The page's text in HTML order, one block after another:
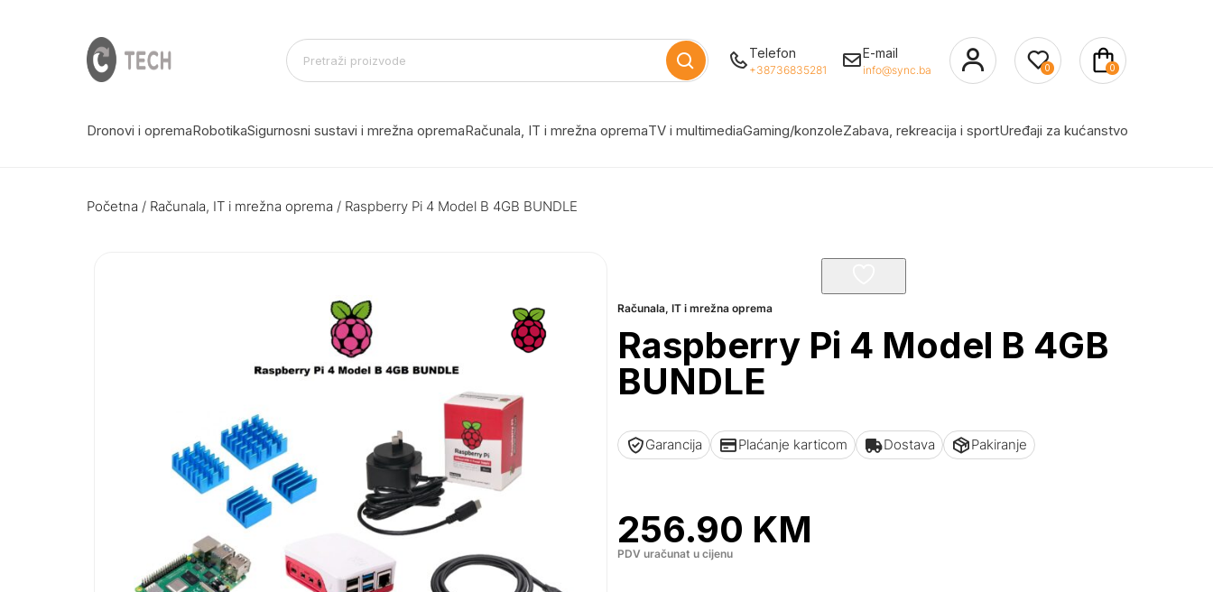
Telefon
+38736835281
E-mail
info@sync.ba 0 0
Dronovi i opremaRobotikaSigurnosni sustavi i mrežna opremaRačunala, IT i mrežna opremaTV i multimediaGaming/konzoleZabava, rekreacija i sportUređaji za kućanstvo
Početna / Računala, IT i mrežna oprema / Raspberry Pi 4 Model B 4GB BUNDLE
Računala, IT i mrežna oprema
Raspberry Pi 4 Model B 4GB
BUNDLE
Garancija Plaćanje karticom Dostava Pakiranje
256.90 KM
PDV uračunat u cijenu